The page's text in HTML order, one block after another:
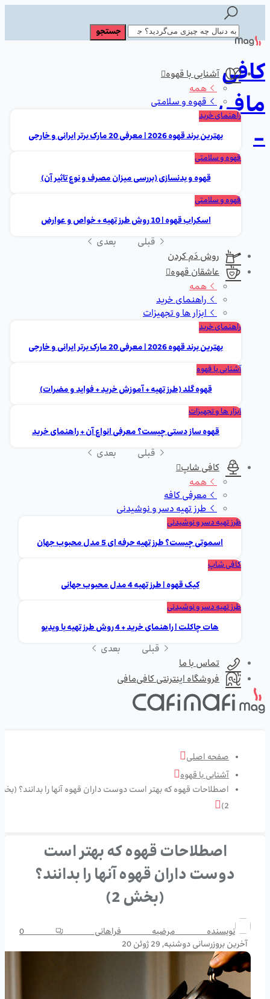
کافی
مافی
-
آشنایی با قهوه
همه
قهوه و سلامتی
راهنمای خرید
بهترین برند قهوه 2026 | معرفی 20 مارک برتر ایرانی و خارجی
قهوه و سلامتی
قهوه و بدنسازی (بررسی میزان مصرف و نوع تاثیر آن)
قهوه و سلامتی
اسکراب قهوه | 10 روش طرز تهیه + خواص و عوارض
قبلی
بعدی
روش دَم کردن
عاشقان قهوه
همه
راهنمای خرید
ابزار ها و تجهیزات
راهنمای خرید
بهترین برند قهوه 2026 | معرفی 20 مارک برتر ایرانی و خارجی
آشنایی با قهوه
قهوه گلد (طرز تهیه + آموزش خرید + فواید و مضرات)
ابزار ها و تجهیزات
قهوه ساز دستی چیست؟ معرفی انواع آن + راهنمای خرید
قبلی
بعدی
کافی شاپ
همه
معرفی کافه
طرز تهیه دسر و نوشیدنی
طرز تهیه دسر و نوشیدنی
اسموتی چیست؟ طرز تهیه حرفه ای 5 مدل محبوب جهان
کافی شاپ
کیک قهوه | طرز تهیه 4 مدل محبوب جهانی
طرز تهیه دسر و نوشیدنی
هات چاکلت | راهنمای خرید + 4 روش طرز تهیه با ویدیو
قبلی
بعدی
تماس با ما
فروشگاه اینترنتی کافی‌مافی
صفحه اصلی
آشنایی با قهوه
اصطلاحات قهوه که بهتر است دوست داران قهوه آنها را بدانند؟
2)
اصطلاحات قهوه که بهتر است
دوست داران قهوه آنها را بدانند؟
(بخش 2)
نویسندهمرضیه فراهانی
0
آخرین بروزرسانیدوشنبه, 29 ژوئن 20